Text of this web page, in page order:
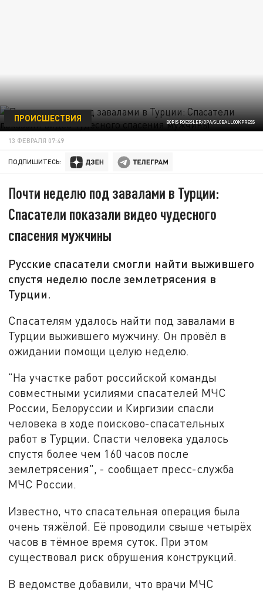
BORIS ROESSLER/DPA/GLOBALLOOKPRESS
ПРОИСШЕСТВИЯ
13 ФЕВРАЛЯ 07:49
ПОДПИШИТЕСЬ:
Почти неделю под завалами в Турции:
Спасатели показали видео чудесного
спасения мужчины
Русские спасатели смогли найти выжившего
спустя неделю после землетрясения в
Турции.
Спасателям удалось найти под завалами в
Турции выжившего мужчину. Он провёл в
ожидании помощи целую неделю.
"На участке работ российской команды
совместными усилиями спасателей МЧС
России, Белоруссии и Киргизии спасли
человека в ходе поисково-спасательных
работ в Турции. Спасти человека удалось
спустя более чем 160 часов после
землетрясения", - сообщает пресс-служба
МЧС России.
Известно, что спасательная операция была
очень тяжёлой. Её проводили свыше четырёх
часов в тёмное время суток. При этом
существовал риск обрушения конструкций.
В ведомстве добавили, что врачи МЧС